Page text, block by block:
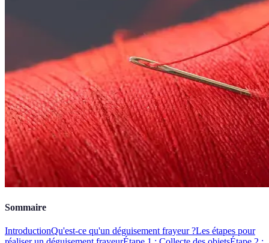
Sommaire
IntroductionQu'est-ce qu'un déguisement frayeur ?Les étapes pour